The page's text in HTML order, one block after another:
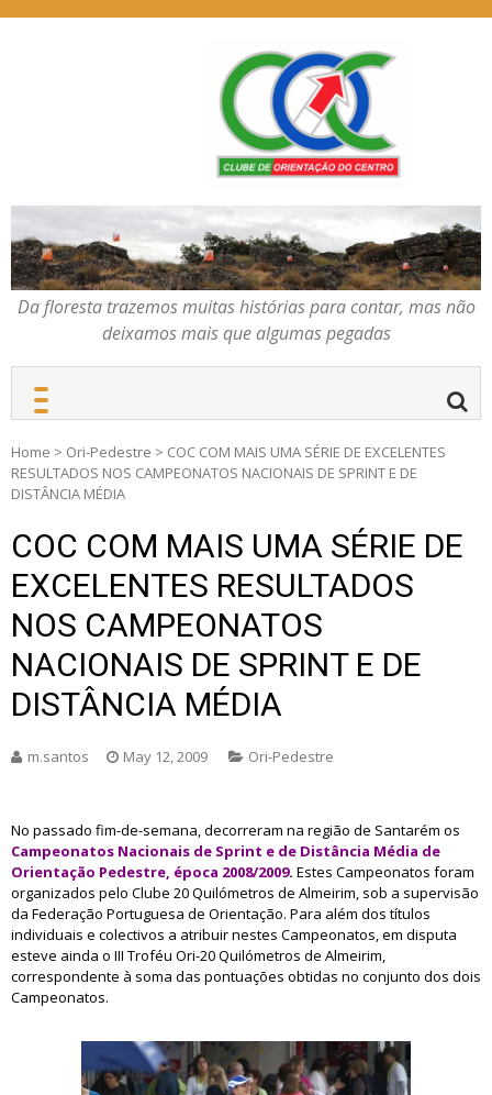
COC – CLUBE DE
ORIENTAÇÃO DO
CENTRO
Da floresta trazemos
muitas histórias para
contar, mas não deixamos
mais que algumas
pegadas
Da floresta trazemos muitas histórias para contar, mas não
deixamos mais que algumas pegadas
Home > Ori-Pedestre > COC COM MAIS UMA SÉRIE DE EXCELENTES
RESULTADOS NOS CAMPEONATOS NACIONAIS DE SPRINT E DE
DISTÂNCIA MÉDIA
COC COM MAIS UMA SÉRIE DE
EXCELENTES RESULTADOS
NOS CAMPEONATOS
NACIONAIS DE SPRINT E DE
DISTÂNCIA MÉDIA
m.santos May 12, 2009 Ori-Pedestre
No passado fim-de-semana, decorreram na região de Santarém os
Campeonatos Nacionais de Sprint e de Distância Média de
Orientação Pedestre, época 2008/2009. Estes Campeonatos foram
organizados pelo Clube 20 Quilómetros de Almeirim, sob a supervisão
da Federação Portuguesa de Orientação. Para além dos títulos
individuais e colectivos a atribuir nestes Campeonatos, em disputa
esteve ainda o III Troféu Ori-20 Quilómetros de Almeirim,
correspondente à soma das pontuações obtidas no conjunto dos dois
Campeonatos.